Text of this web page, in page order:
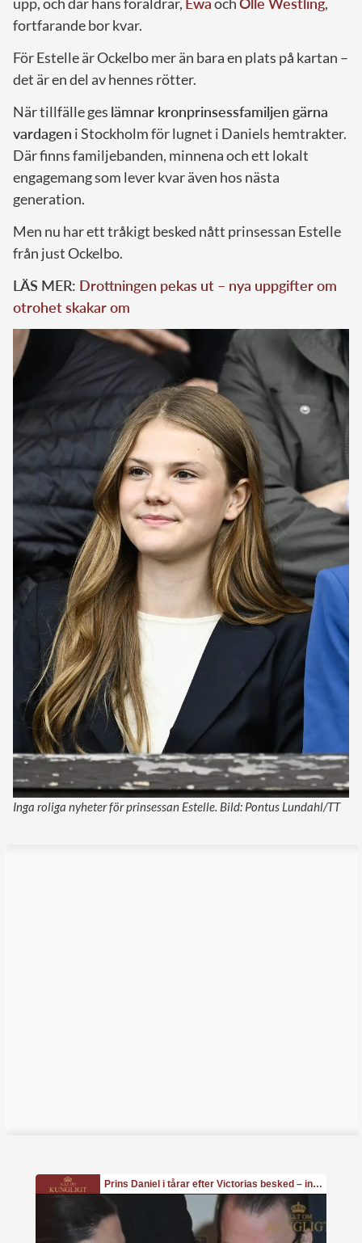
fortfarande bor kvar.
För Estelle är Ockelbo mer än bara en plats på kartan –
det är en del av hennes rötter.
När tillfälle ges lämnar kronprinsessfamiljen gärna
vardagen i Stockholm för lugnet i Daniels hemtrakter.
Där finns familjebanden, minnena och ett lokalt
engagemang som lever kvar även hos nästa
generation.
Men nu har ett tråkigt besked nått prinsessan Estelle
från just Ockelbo.
LÄS MER: Drottningen pekas ut – nya uppgifter om
otrohet skakar om
Inga roliga nyheter för prinsessan Estelle. Bild: Pontus Lundahl/TT